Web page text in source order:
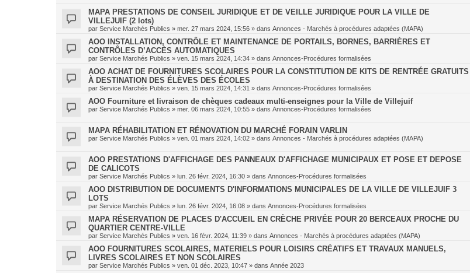
MAPA PRESTATIONS DE CONSEIL JURIDIQUE ET DE VEILLE JURIDIQUE POUR LA VILLE DE
VILLEJUIF (2 lots)
par Service Marchés Publics » mer. 27 mars 2024, 15:56 » dans Annonces - Marchés à procédures adaptées (MAPA)
AOO INSTALLATION, CONTRÔLE ET MAINTENANCE DE PORTAILS, BORNES, BARRIÈRES ET
CONTRÔLES D’ACCÈS AUTOMATIQUES
par Service Marchés Publics » ven. 15 mars 2024, 14:34 » dans Annonces-Procédures formalisées
AOO ACHAT DE FOURNITURES SCOLAIRES POUR LA CONSTITUTION DE KITS DE RENTRÉE GRATUITS
À DESTINATION DES ÉLÈVES DES ÉCOLES
par Service Marchés Publics » ven. 15 mars 2024, 14:31 » dans Annonces-Procédures formalisées
AOO Fourniture et livraison de chèques cadeaux multi-enseignes pour la Ville de Villejuif
par Service Marchés Publics » mer. 06 mars 2024, 10:55 » dans Annonces-Procédures formalisées
MAPA RÉHABILITATION ET RÉNOVATION DU MARCHÉ FORAIN VARLIN
par Service Marchés Publics » ven. 01 mars 2024, 14:02 » dans Annonces - Marchés à procédures adaptées (MAPA)
AOO PRESTATIONS D'AFFICHAGE DES PANNEAUX D'AFFICHAGE MUNICIPAUX ET POSE ET DEPOSE
DE CALICOTS
par Service Marchés Publics » lun. 26 févr. 2024, 16:30 » dans Annonces-Procédures formalisées
AOO DISTRIBUTION DE DOCUMENTS D'INFORMATIONS MUNICIPALES DE LA VILLE DE VILLEJUIF 3
LOTS
par Service Marchés Publics » lun. 26 févr. 2024, 16:08 » dans Annonces-Procédures formalisées
MAPA RÉSERVATION DE PLACES D'ACCUEIL EN CRÈCHE PRIVÉE POUR 20 BERCEAUX PROCHE DU
QUARTIER CENTRE-VILLE
par Service Marchés Publics » ven. 16 févr. 2024, 11:39 » dans Annonces - Marchés à procédures adaptées (MAPA)
AOO FOURNITURES SCOLAIRES, MATERIELS POUR LOISIRS CRÉATIFS ET TRAVAUX MANUELS,
LIVRES SCOLAIRES ET NON SCOLAIRES
par Service Marchés Publics » ven. 01 déc. 2023, 10:47 » dans Année 2023